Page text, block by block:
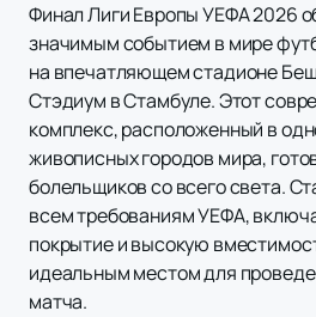
Финал Лиги Европы УЕФА 2026
значимым событием в мире
на впечатляющем стадионе
Стэдиум в Стамбуле. Этот
комплекс, расположенный в
живописных городов мира,
болельщиков со всего света.
всем требованиям УЕФА,
покрытие и высокую
идеальным местом для
матча.